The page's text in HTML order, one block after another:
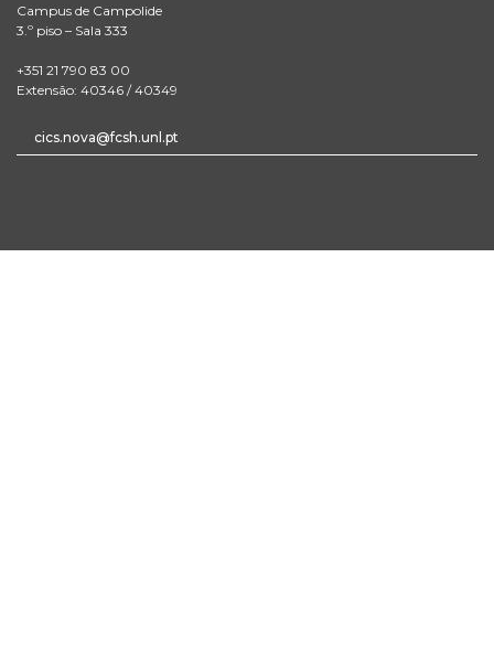
Campus de Campolide
3.º piso – Sala 333
+351 21 790 83 00
Extensão: 40346 / 40349
cics.nova@fcsh.unl.pt